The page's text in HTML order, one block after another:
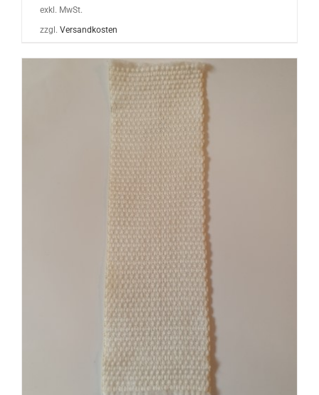
exkl. MwSt.
zzgl. Versandkosten